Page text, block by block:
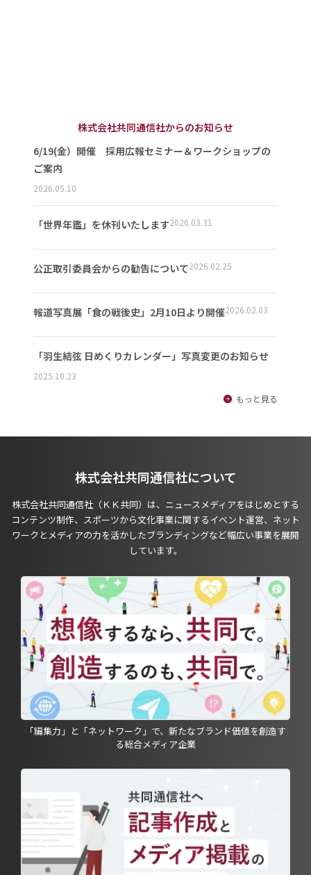
株式会社共同通信社からのお知らせ
6/19(金）開催 採用広報セミナー＆ワークショップの
ご案内
2026.05.10
「世界年鑑」を休刊いたします2026.03.31
公正取引委員会からの勧告について2026.02.25
報道写真展「食の戦後史」2月10日より開催2026.02.03
「羽生結弦 日めくりカレンダー」写真変更のお知らせ
2025.10.23
もっと見る
株式会社共同通信社について
株式会社共同通信社（ＫＫ共同）は、ニュースメディアをはじめとする
コンテンツ制作、スポーツから文化事業に関するイベント運営、ネット
ワークとメディアの力を活かしたブランディングなど幅広い事業を展開
しています。
「編集力」と「ネットワーク」で、新たなブランド価値を創造す
る総合メディア企業